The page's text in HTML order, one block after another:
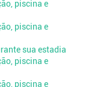
sua estadia